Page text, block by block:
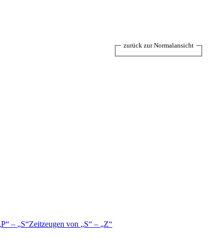
P – S Zeitzeugen von S –
Z
zurück zur Normalansicht